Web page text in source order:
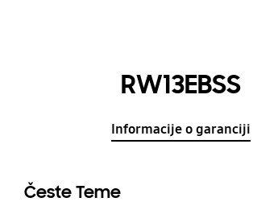
RW13EBSS
Informacije o garanciji
Česte Teme